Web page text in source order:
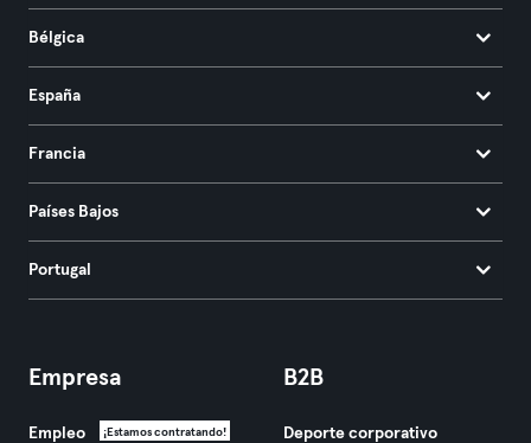
Bélgica
España
Francia
Países Bajos
Portugal
Empresa
Empleo ¡Estamos contratando!
B2B
Deporte corporativo